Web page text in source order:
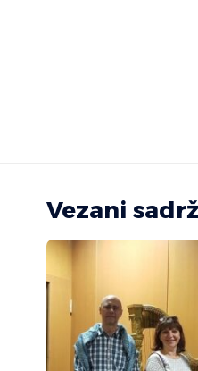
Vezani